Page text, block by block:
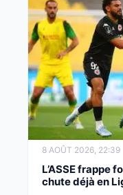
8 AOÛT 2026, 22:39
L’ASSE frappe
chute déjà en